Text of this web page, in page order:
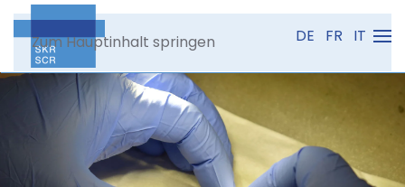
Zum Hauptinhalt springen DE FR IT